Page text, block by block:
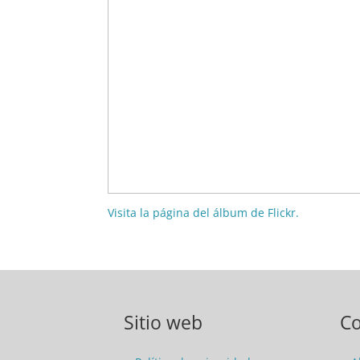
Visita la página del álbum de Flickr.
Sitio web